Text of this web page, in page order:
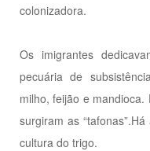
colonizadora.
Os imigrantes
pecuária de
milho, feijão e
surgiram as
cultura do trigo.